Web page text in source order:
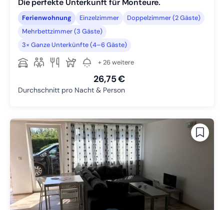
Die perfekte Unterkunft für Monteure.
Ferienwohnung Einzelzimmer
Doppelzimmer (2 Gäste)
Mehrbettzimmer (3 Gäste)
3× Ganze Unterkünfte (4–6 Gäste)
+ 26 weitere
26,75 €
Durchschnitt pro Nacht & Person